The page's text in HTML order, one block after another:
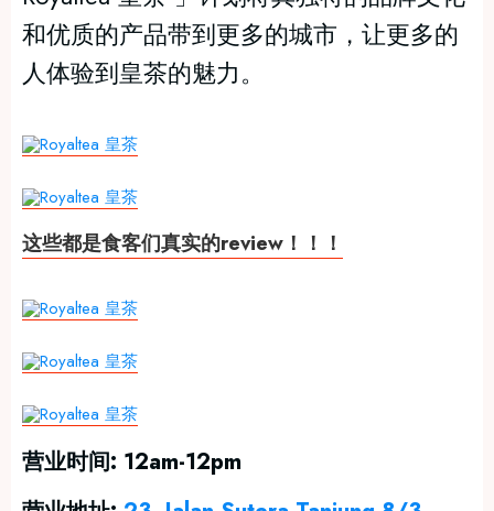
和优质的产品带到更多的城市，让更多的
人体验到皇茶的魅力。
这些都是食客们真实的review！！！
营业时间: 12am-12pm